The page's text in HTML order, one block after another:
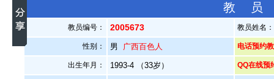
教
教员编号： 2005673 教员姓名
性别： 男 广西百色人 电话预约
出生年月： 1993-4 （33岁） QQ在线预